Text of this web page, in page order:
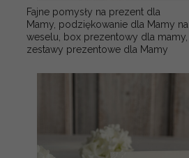
Fajne pomysły na prezent dla
Mamy, podziękowanie dla Mamy na
weselu, box prezentowy dla mamy,
zestawy prezentowe dla Mamy